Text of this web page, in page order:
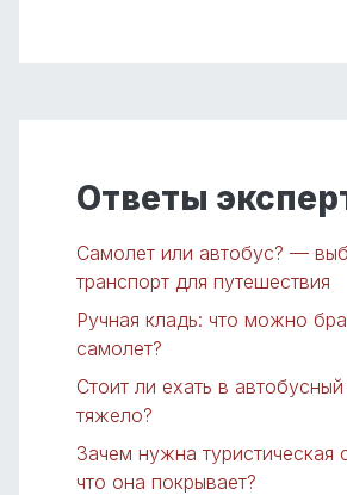
Ответы
Самолет или автобус? —
транспорт для путешествия
Ручная кладь: что можно
самолет?
Стоит ли ехать в
тяжело?
Зачем нужна туристическая
что она покрывает?